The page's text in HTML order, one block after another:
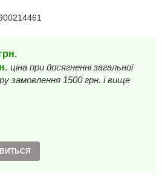
ціна при досягненні загальної
замовлення 1500 грн. і вище